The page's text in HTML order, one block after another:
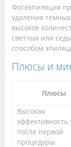
Фотоэпиляция
удаления
высокое
светлых или
способом
Плюсы и
Плюсы
Высокая
эффективность
после первой
процедуры.